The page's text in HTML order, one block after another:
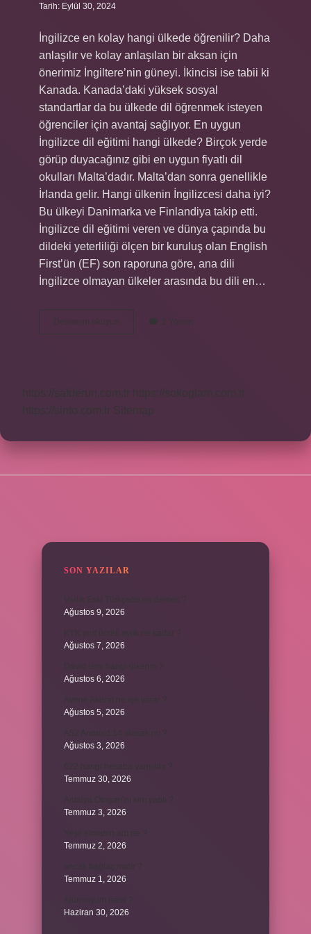
Tarih: Eylül 30, 2024
İngilizce en kolay hangi ülkede öğrenilir? Daha
anlaşılır ve kolay anlaşılan bir aksan için
önerimiz İngiltere’nin güneyi. İkincisi ise tabii ki
Kanada. Kanada’daki yüksek sosyal
standartlar da bu ülkede dil öğrenmek isteyen
öğrenciler için avantaj sağlıyor. En uygun
İngilizce dil eğitimi hangi ülkede? Birçok yerde
görüp duyacağınız gibi en uygun fiyatlı dil
okulları Malta’dadır. Malta’dan sonra genellikle
İrlanda gelir. Hangi ülkenin İngilizcesi daha iyi?
Bu ülkeyi Danimarka ve Finlandiya takip etti.
İngilizce dil eğitimi veren ve dünya çapında bu
dildeki yeterliliği ölçen bir kuruluş olan English
First’ün (EF) son raporuna göre, ana dili
İngilizce olmayan ülkeler arasında bu dili en…
Devamını okuyun
İNgilizce
Öğrenmek
2 Yorum
https://safderun.com.tr
https://sokoglam.com.tr
https://sinto.com.tr Sitemap
SON YAZILAR
Ağustos 9, 2026
Ağustos 7, 2026
Ağustos 6, 2026
Ağustos 5, 2026
Ağustos 3, 2026
Temmuz 30, 2026
Temmuz 3, 2026
Temmuz 2, 2026
Temmuz 1, 2026
Haziran 30, 2026